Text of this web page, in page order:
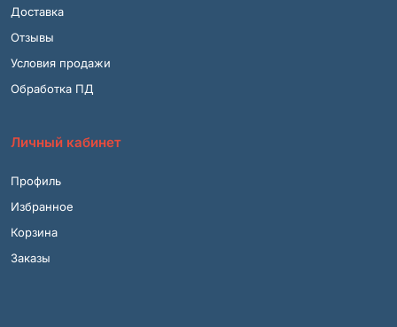
Доставка
Отзывы
Условия продажи
Обработка ПД
Личный кабинет
Профиль
Избранное
Корзина
Заказы